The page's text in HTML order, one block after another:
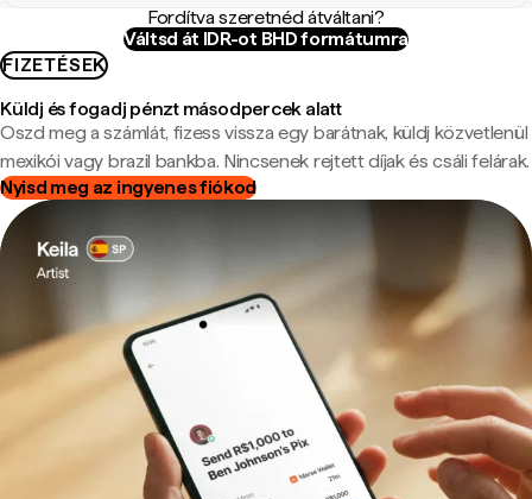
Fordítva szeretnéd átváltani?
Váltsd át IDR-ot BHD formátumra
FIZETÉSEK
Küldj és fogadj pénzt másodpercek alatt
Oszd meg a számlát, fizess vissza egy barátnak, küldj közvetlenül
mexikói vagy brazil bankba. Nincsenek rejtett díjak és csáli felárak.
Nyisd meg az ingyenes fiókod